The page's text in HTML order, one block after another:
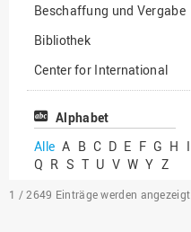
Beschaffung und Vergabe
Bibliothek
Center for International
Mobility
Center for International
Chancengerechtigkeit
eLearning Competence
Alphabet
Alle A B C D E F G H I
Q R S T U V W Y Z
1 / 2649 Einträge werden angezeigt